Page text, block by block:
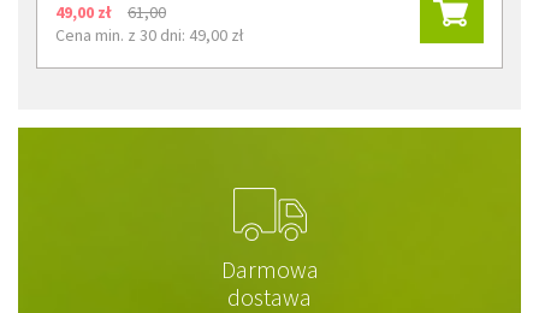
49,00 zł
61,00
Cena min. z 30 dni: 49,00 zł
Darmowa
dostawa